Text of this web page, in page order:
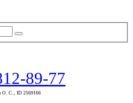
89-77
О. С., ID 2569166